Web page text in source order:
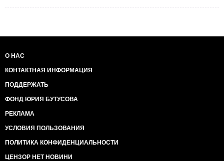
О НАС
КОНТАКТНАЯ ИНФОРМАЦИЯ
ПОДДЕРЖАТЬ
ФОНД ЮРИЯ БУТУСОВА
РЕКЛАМА
УСЛОВИЯ ПОЛЬЗОВАНИЯ
ПОЛИТИКА КОНФИДЕНЦИАЛЬНОСТИ
ЦЕНЗОР НЕТ НОВИНИ